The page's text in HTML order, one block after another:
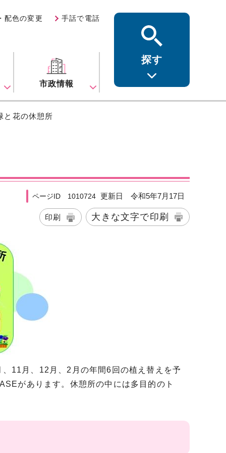
配色の変更 手話で電話
市政情報
探す
花の休憩所
ページID 1010724 更新日 令和5年7月17日
印刷 大きな文字で印刷
11月、12月、2月の年間6回の植え替えを予
があります。休憩所の中には多目的のト